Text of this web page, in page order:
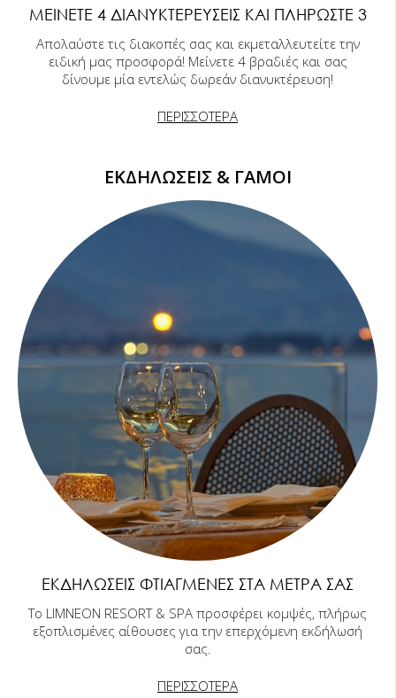
ΜΕΊΝΕΤΕ 4 ΔΙΑΝΥΚΤΕΡΕΎΣΕΙΣ ΚΑΙ ΠΛΗΡΏΣΤΕ 3
Απολαύστε τις διακοπές σας και εκμεταλλευτείτε την
ειδική μας προσφορά! Μείνετε 4 βραδιές και σας
δίνουμε μία εντελώς δωρεάν διανυκτέρευση!
ΠΕΡΙΣΣΟΤΕΡΑ
ΕΚΔΗΛΩΣΕΙΣ & ΓΑΜΟΙ
ΕΚΔΗΛΏΣΕΙΣ ΦΤΙΑΓΜΈΝΕΣ ΣΤΑ ΜΈΤΡΑ ΣΑΣ
Το LIMNEON RESORT & SPA προσφέρει κομψές, πλήρως
εξοπλισμένες αίθουσες για την επερχόμενη εκδήλωσή
σας.
ΠΕΡΙΣΣΟΤΕΡΑ